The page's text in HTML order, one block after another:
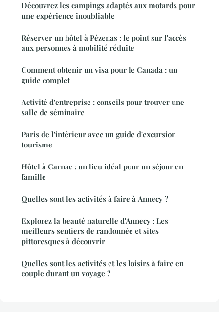
Découvrez les campings adaptés aux motards pour
une expérience inoubliable
Réserver un hôtel à Pézenas : le point sur l'accès
aux personnes à mobilité réduite
Comment obtenir un visa pour le Canada : un
guide complet
Activité d'entreprise : conseils pour trouver une
salle de séminaire
Paris de l'intérieur avec un guide d'excursion
tourisme
Hôtel à Carnac : un lieu idéal pour un séjour en
famille
Quelles sont les activités à faire à Annecy ?
Explorez la beauté naturelle d'Annecy : Les
meilleurs sentiers de randonnée et sites
pittoresques à découvrir
Quelles sont les activités et les loisirs à faire en
couple durant un voyage ?